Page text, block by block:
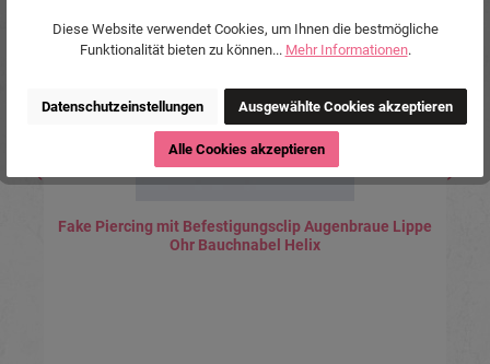
Fake Piercing mit Befestigungsclip Augenbraue Lippe
Ohr Bauchnabel Helix
Diese Website verwendet Cookies, um Ihnen die bestmögliche
Funktionalität bieten zu können... Mehr Informationen.
Datenschutzeinstellungen Ausgewählte Cookies akzeptieren
Alle Cookies akzeptieren